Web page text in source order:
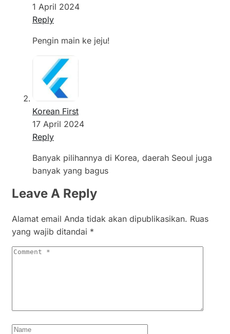
1 April 2024
Reply
Pengin main ke jeju!
Korean First
17 April 2024
Reply
Banyak pilihannya di Korea, daerah Seoul juga
banyak yang bagus
Leave A Reply
Alamat email Anda tidak akan dipublikasikan. Ruas
yang wajib ditandai *